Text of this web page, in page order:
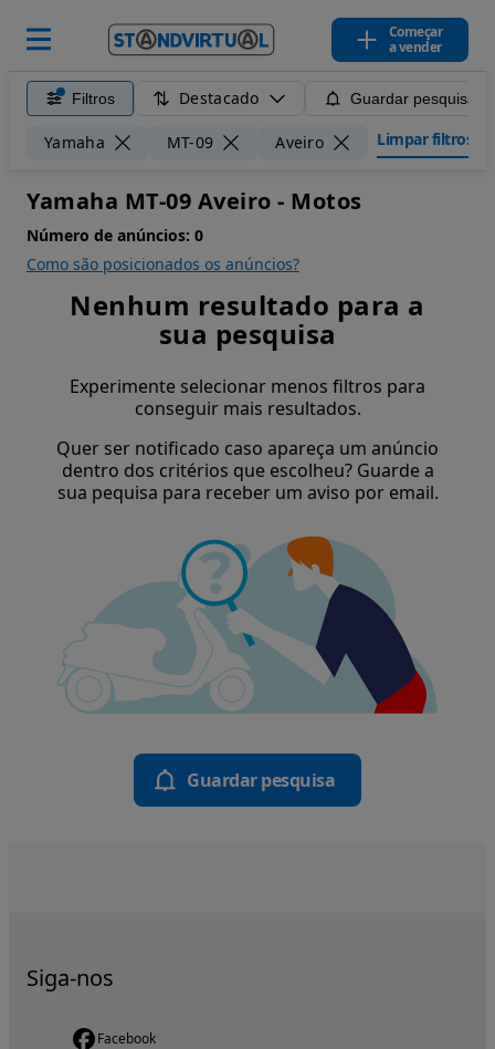
Começar
a vender
Filtros Destacado Guardar pesquisa
Yamaha MT-09 Aveiro Limpar filtros
Yamaha MT-09 Aveiro - Motos
Número de anúncios: 0
Como são posicionados os anúncios?
Nenhum resultado para a
sua pesquisa
Experimente selecionar menos filtros para
conseguir mais resultados.
Quer ser notificado caso apareça um anúncio
dentro dos critérios que escolheu? Guarde a
sua pequisa para receber um aviso por email.
Guardar pesquisa
Siga-nos
Facebook